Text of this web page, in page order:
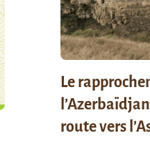
Le
route vers